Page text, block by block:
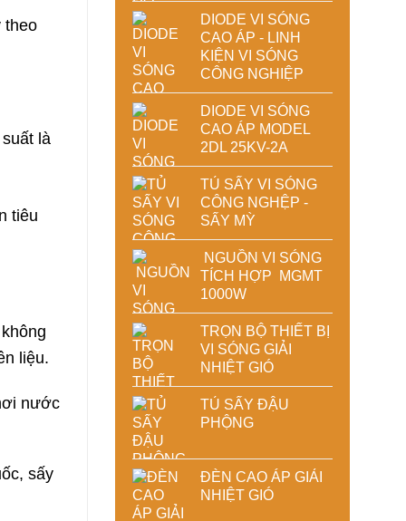
theo
là
tiêu
liệu.
nước
sấy
DIODE VI SÓNG
CAO ÁP - LINH
KIỆN VI SÓNG
CÔNG NGHIỆP
DIODE VI SÓNG
CAO ÁP MODEL
2DL 25KV-2A
TỦ SẤY VI SÓNG
CÔNG NGHỆP -
SẤY MỲ
NGUỒN VI SÓNG
TÍCH HỢP MGMT
1000W
TRỌN BỘ THIẾT BỊ
VI SÓNG GIẢI
NHIỆT GIÓ
TỦ SẤY ĐẬU
PHỘNG
ĐÈN CAO ÁP GIẢI
NHIỆT GIÓ